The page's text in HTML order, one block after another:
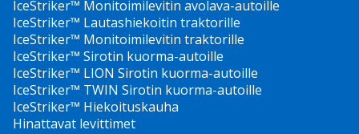
keskittyä myymään lumiauroja, joissa on
ominaisuuksia, joita asiakkaat todella haluavat, kuten
erikoisluja teräs, kulutusterä, keveys, alaspäin työntävä
paine ja eurooppalaisten lava-autoa koskevien
standardien mukainen valmistus. Suolanlevittimet,
joissa on käytetty alan johtavaa teknologiaa ja joissa
IceStriker™ Monitoimilevitin avolava-autoille
IceStriker™ Lautashiekoitin traktorille
IceStriker™ Monitoimilevitin traktorille
IceStriker™ Sirotin kuorma-autoille
IceStriker™ LION Sirotin kuorma-autoille
IceStriker™ TWIN Sirotin kuorma-autoille
IceStriker™ Hiekoituskauha
Hinattavat levittimet